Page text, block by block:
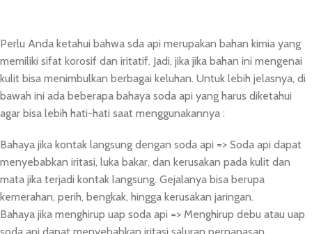
Perlu Anda ketahui bahwa sda api merupakan bahan kimia yang
memiliki sifat korosif dan iritatif. Jadi, jika jika bahan ini mengenai
kulit bisa menimbulkan berbagai keluhan. Untuk lebih jelasnya, di
bawah ini ada beberapa bahaya soda api yang harus diketahui
agar bisa lebih hati-hati saat menggunakannya :
Bahaya jika kontak langsung dengan soda api => Soda api dapat
menyebabkan iritasi, luka bakar, dan kerusakan pada kulit dan
mata jika terjadi kontak langsung. Gejalanya bisa berupa
kemerahan, perih, bengkak, hingga kerusakan jaringan.
Bahaya jika menghirup uap soda api => Menghirup debu atau uap
soda api dapat menyebabkan iritasi saluran pernapasan,